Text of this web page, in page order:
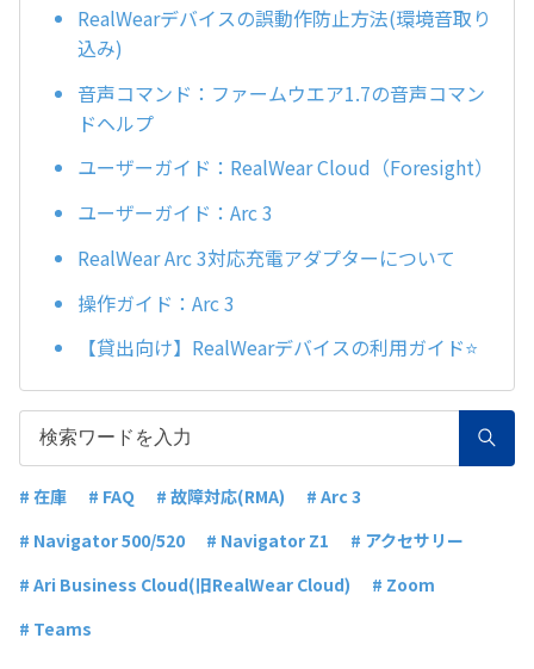
RealWearデバイスの誤動作防止方法(環境音取り
込み)
音声コマンド：ファームウエア1.7の音声コマン
ドヘルプ
ユーザーガイド：RealWear Cloud（Foresight）
ユーザーガイド：Arc 3
RealWear Arc 3対応充電アダプターについて
操作ガイド：Arc 3
【貸出向け】RealWearデバイスの利用ガイド⭐
# 在庫 # FAQ # 故障対応(RMA)
# Arc 3
# Navigator 500/520
# Navigator Z1
# アクセサリー
# Ari Business Cloud(旧RealWear Cloud)
# Zoom
# Teams